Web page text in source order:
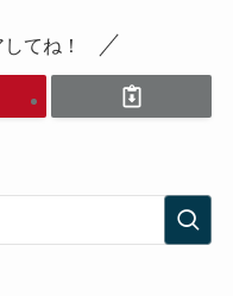
てね！